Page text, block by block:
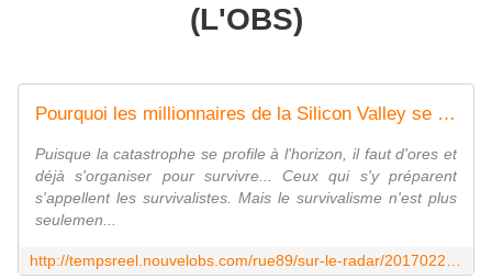
(L'OBS)
Pourquoi les millionnaires de la Silicon Valley se préparent à la fin du monde
Puisque la catastrophe se profile à l'horizon, il faut d'ores et
déjà s'organiser pour survivre... Ceux qui s'y préparent
s'appellent les survivalistes. Mais le survivalisme n'est plus
seulemen...